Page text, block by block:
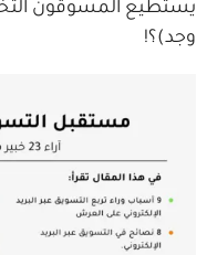
يستطيع المسوقون
وجد)؟!